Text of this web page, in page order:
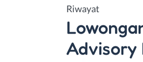
Riwayat
Advisory